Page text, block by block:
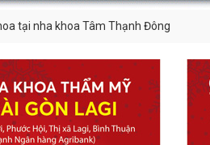
tại nha khoa Tâm Thạnh Đông